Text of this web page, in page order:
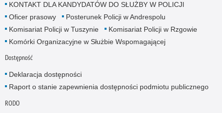
KONTAKT DLA KANDYDATÓW DO SŁUŻBY W POLICJI
Oficer prasowy
Posterunek Policji w Andrespolu
Komisariat Policji w Tuszynie
Komisariat Policji w Rzgowie
Komórki Organizacyjne w Służbie Wspomagającej
Dostępność
Deklaracja dostępności
Raport o stanie zapewnienia dostępności podmiotu publicznego
RODO